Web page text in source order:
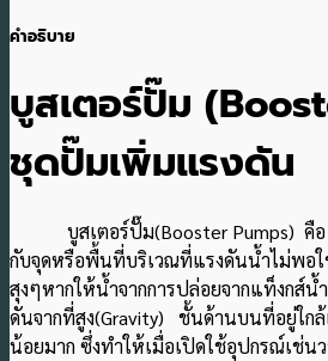
คำอธิบาย
บูสเตอร์ปั๊ม
ชุดปั๊มเพิ่มแรงดัน
บูสเตอร์ปั๊ม(Booster Pumps) คือ
กับจุดหรือพื้นที่บริเวณที่แรงดันน้ำไม่พอ
สุงๆหากให้น้ำจากการปล่อยจากแท็งกส์
ดันจากที่สูง(Gravity) ชั้นด้านบนที่อยู่ใก
น้อยมาก ซึ่งทำให้เมื่อเปิดใช้อุปกรณ์เช่น